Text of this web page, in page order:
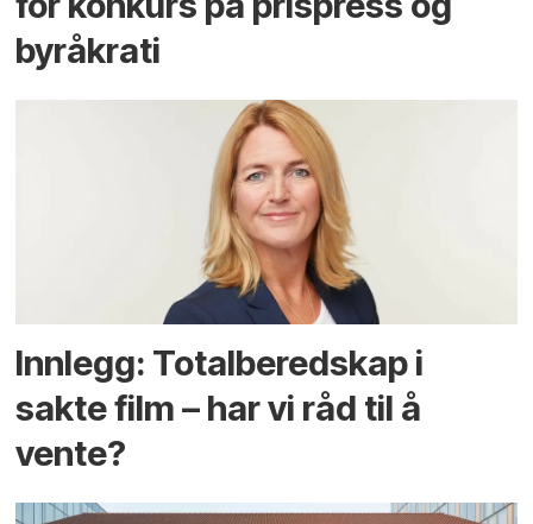
byråkrati
Innlegg: Totalberedskap i
sakte film – har vi råd til å
vente?